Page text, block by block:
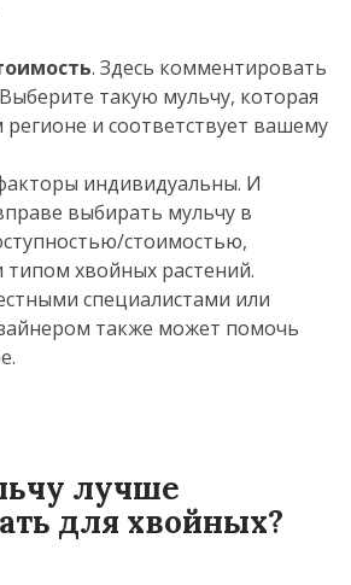
. Здесь комментировать
такую мульчу, которая
и соответствует вашему
индивидуальны. И
выбирать мульчу в
стоимостью,
хвойных растений.
специалистами или
также может помочь
лучше
для хвойных?